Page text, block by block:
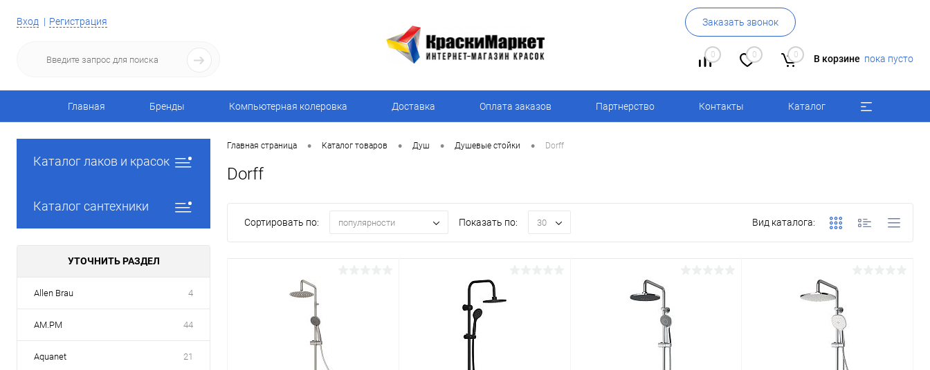
Вход Регистрация Заказать звонок
0 0 0 В корзине пока пусто
Главная Бренды Компьютерная колеровка Доставка Оплата заказов Партнерство Контакты Каталог
Каталог лаков и красок
Каталог сантехники
УТОЧНИТЬ РАЗДЕЛ
Allen Brau 4
AM.PM 44
Aquanet 21
Главная страница • Каталог товаров • Душ • Душевые стойки • Dorff
Dorff
Сортировать по: популярности Показать по: 30 Вид каталога: